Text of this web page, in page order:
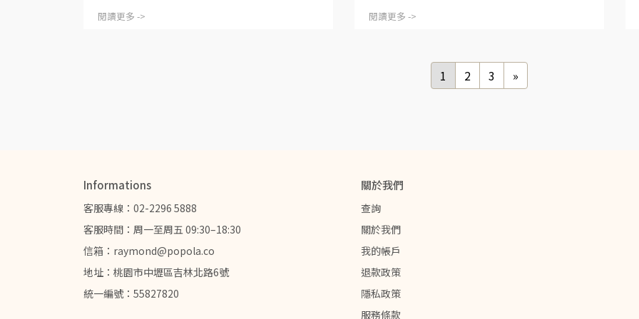
閱讀更多 -> 閱讀更多 ->
1 2 3 »
Informations
客服專線：02-2296 5888
客服時間：周一至周五 09:30–18:30
信箱：raymond@popola.co
地址：桃園市中壢區吉林北路6號
統一編號：55827820
關於我們
查詢
關於我們
我的帳戶
退款政策
隱私政策
服務條款